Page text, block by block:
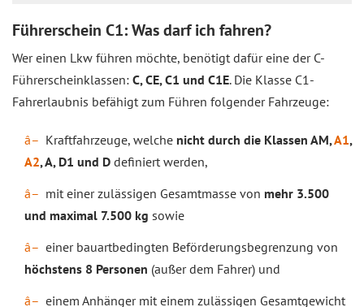
Führerschein C1: Was darf ich fahren?
Wer einen Lkw führen möchte, benötigt dafür eine der C-
Führerscheinklassen: C, CE, C1 und C1E. Die Klasse C1-
Fahrerlaubnis befähigt zum Führen folgender Fahrzeuge:
Kraftfahrzeuge, welche nicht durch die Klassen AM,A1,
A2, A, D1 und D definiert werden,
mit einer zulässigen Gesamtmasse von mehr 3.500
und maximal 7.500 kg sowie
einer bauartbedingten Beförderungsbegrenzung von
höchstens 8 Personen (außer dem Fahrer) und
einem Anhänger mit einem zulässigen Gesamtgewicht